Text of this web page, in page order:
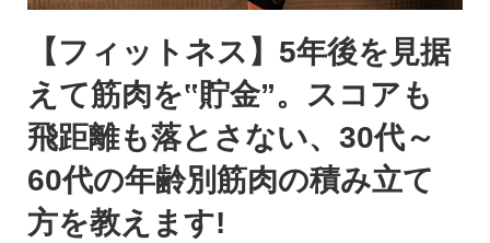
【フィットネス】5年後を見据
えて筋肉を‟貯金”。スコアも
飛距離も落とさない、30代～
60代の年齢別筋肉の積み立て
方を教えます!